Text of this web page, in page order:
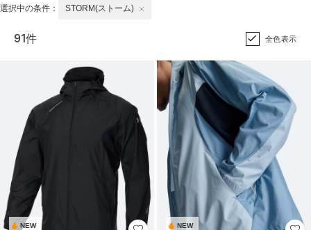
選択中の条件： STORM(ストーム)
91件 全色表示
NEW NEW